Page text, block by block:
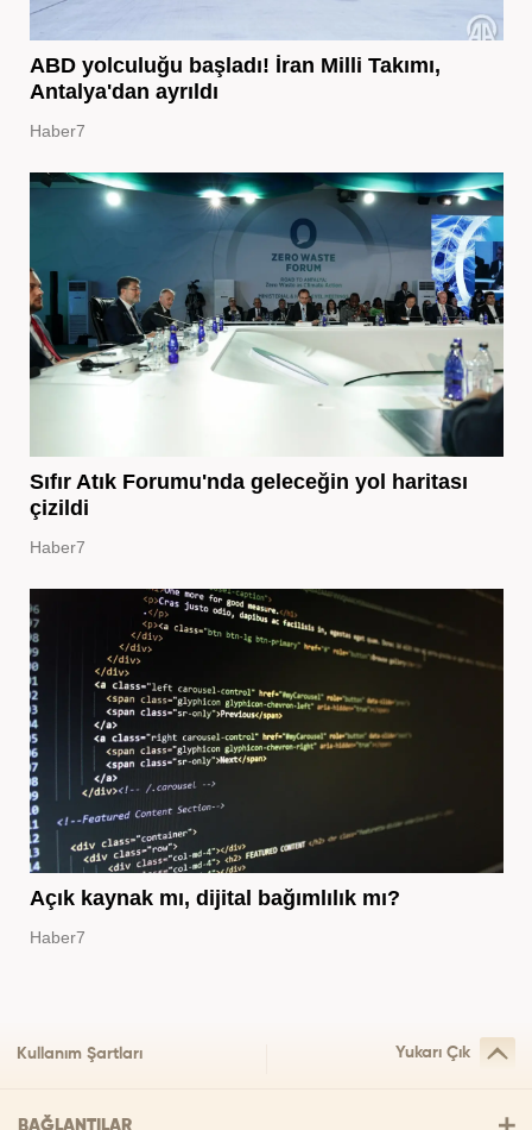
ABD yolculuğu başladı! İran Milli Takımı,
Antalya'dan ayrıldı
Haber7
Sıfır Atık Forumu'nda geleceğin yol haritası
çizildi
Haber7
Açık kaynak mı, dijital bağımlılık mı?
Haber7
Kullanım Şartları Yukarı Çık
BAĞLANTILAR